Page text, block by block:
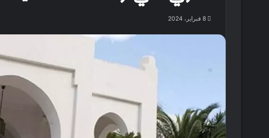
8 فبراير، 2024